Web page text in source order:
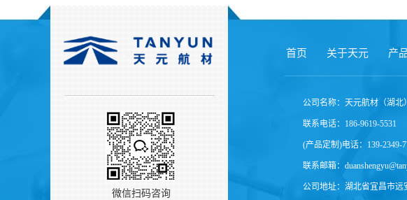
微信扫码咨询
首页 关于天元 产
公司名称：天元航材（湖北
联系电话：186-9619-5531
(产品定制)电话：139-2349-
联系邮箱：
公司地址：湖北省宜昌市远